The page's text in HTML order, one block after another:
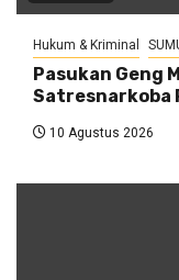
Hukum & Kriminal
Pasukan Geng
Satresnarkoba
10 Agustus 2026